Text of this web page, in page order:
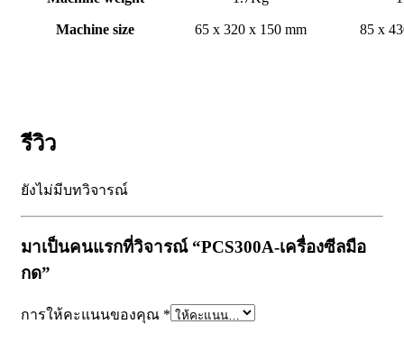
Machine size 65 x 320 x 150 mm 85 x
รีวิว
ยังไม่มีบทวิจารณ์
มาเป็นคนแรกที่วิจารณ์ “PCS300A-เครื่องซีลมือ
กด”
การให้คะแนนของคุณ *